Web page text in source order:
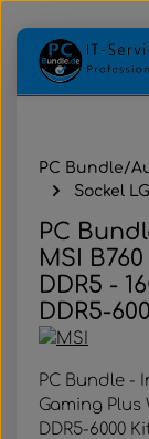
Zum
PC Bundle/
Sockel
PC
MSI
DDR5 -
DDR5-
PC Bundle -
Gaming Plus
DDR5-6000